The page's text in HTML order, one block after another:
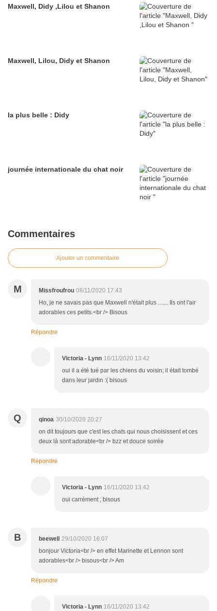
Maxwell, Didy ,Lilou et Shanon
Maxwell, Lilou, Didy et Shanon
la plus belle : Didy
journée internationale du chat noir
Commentaires
Ajouter un commentaire
M Missfroufrou 08/11/2020 17:43
Ho, je ne savais pas que Maxwell n'était plus ....... Ils ont l'air
adorables ces petits.<br /> Bisous
Répondre
Victoria - Lynn 16/11/2020 13:42
oui il a été tué par les chiens du voisin; il était tombé
dans leur jardin :( bisous
Q qinoa 30/10/2020 20:27
on dit toujours que c'est les chats qui nous choisissent et ces
deux là sont adorable<br /> bzz et douce soirée
Répondre
Victoria - Lynn 16/11/2020 13:42
oui carrément ; bisous
B beewell
29/10/2020 16:07
bonjour Victoria<br /> en effet Marinette et Lennon sont
adorables<br /> bisous<br /> Am
Répondre
Victoria - Lynn 16/11/2020 13:42